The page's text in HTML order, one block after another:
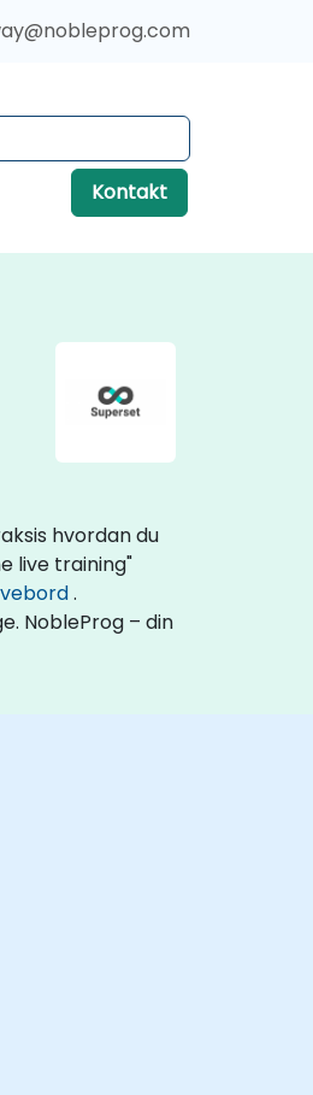
Kontakt
hvordan du
live training"
.
NobleProg – din